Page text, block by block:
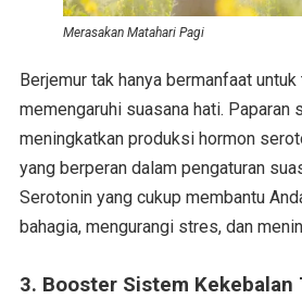
Merasakan Matahari Pagi
Berjemur tak hanya bermanfaat
memengaruhi suasana hati. Paparan
meningkatkan produksi hormon
yang berperan dalam pengaturan
Serotonin yang cukup membantu
bahagia, mengurangi stres, dan
3. Booster Sistem Kekebalan